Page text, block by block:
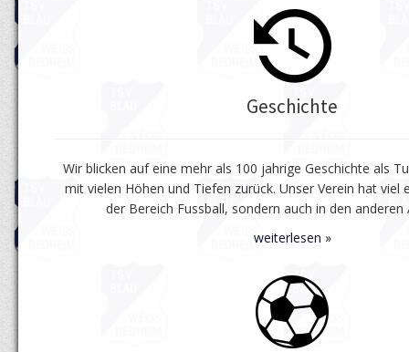
Geschichte
Wir blicken auf eine mehr als 100 jahrige Geschichte als
mit vielen Höhen und Tiefen zurück. Unser Verein hat viel
der Bereich Fussball, sondern auch in den anderen
weiterlesen »